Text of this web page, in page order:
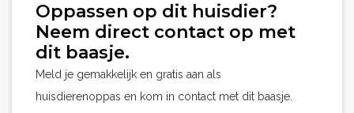
Oppassen op dit huisdier?
Neem direct contact op met
dit baasje.
Meld je gemakkelijk en gratis aan als
huisdierenoppas en kom in contact met dit baasje.